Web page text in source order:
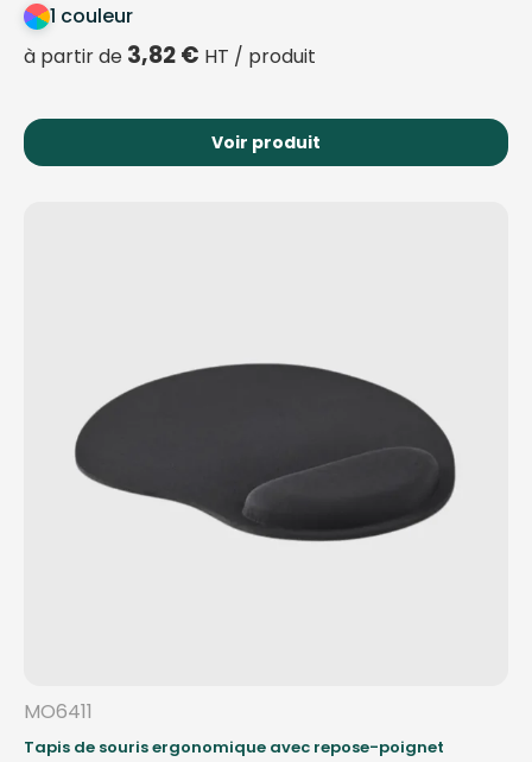
1 couleur
à partir de 3,82€ HT / produit
Voir produit
MO6411
Tapis de souris ergonomique avec repose-poignet